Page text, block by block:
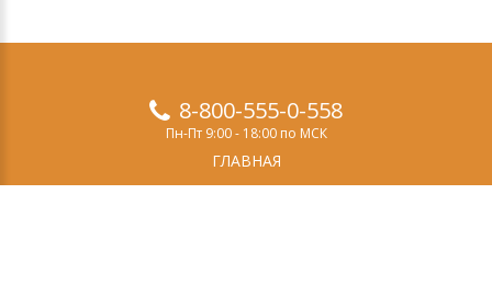
8-800-555-0-558
Пн-Пт 9:00 - 18:00 по МСК
ГЛАВНАЯ